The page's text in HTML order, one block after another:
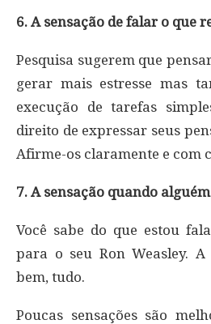
6. A sensação de falar o que
Pesquisa sugerem que
gerar mais estresse mas
execução de tarefas
direito de expressar seus
Afirme-os claramente e com
7. A sensação quando
Você sabe do que estou
para o seu Ron Weasley.
bem, tudo.
Poucas sensações são